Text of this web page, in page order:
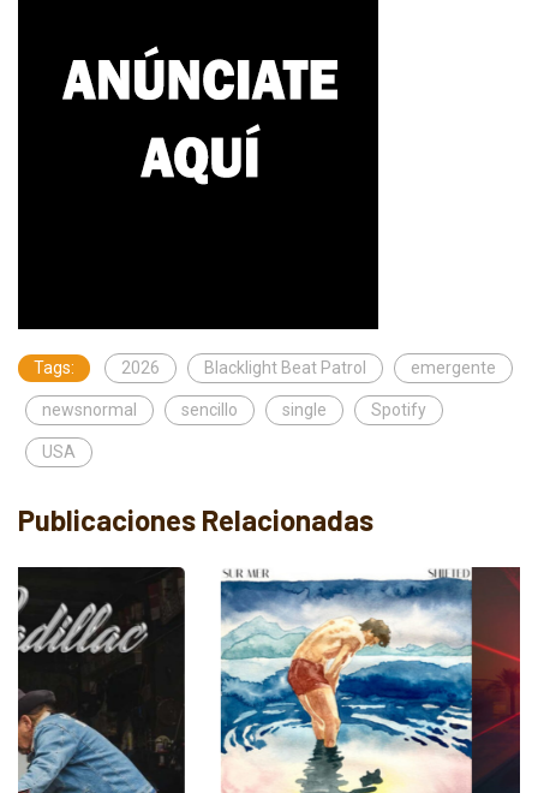
Tags: 2026 Blacklight Beat Patrol emergente
newsnormal sencillo single Spotify
USA
Publicaciones Relacionadas